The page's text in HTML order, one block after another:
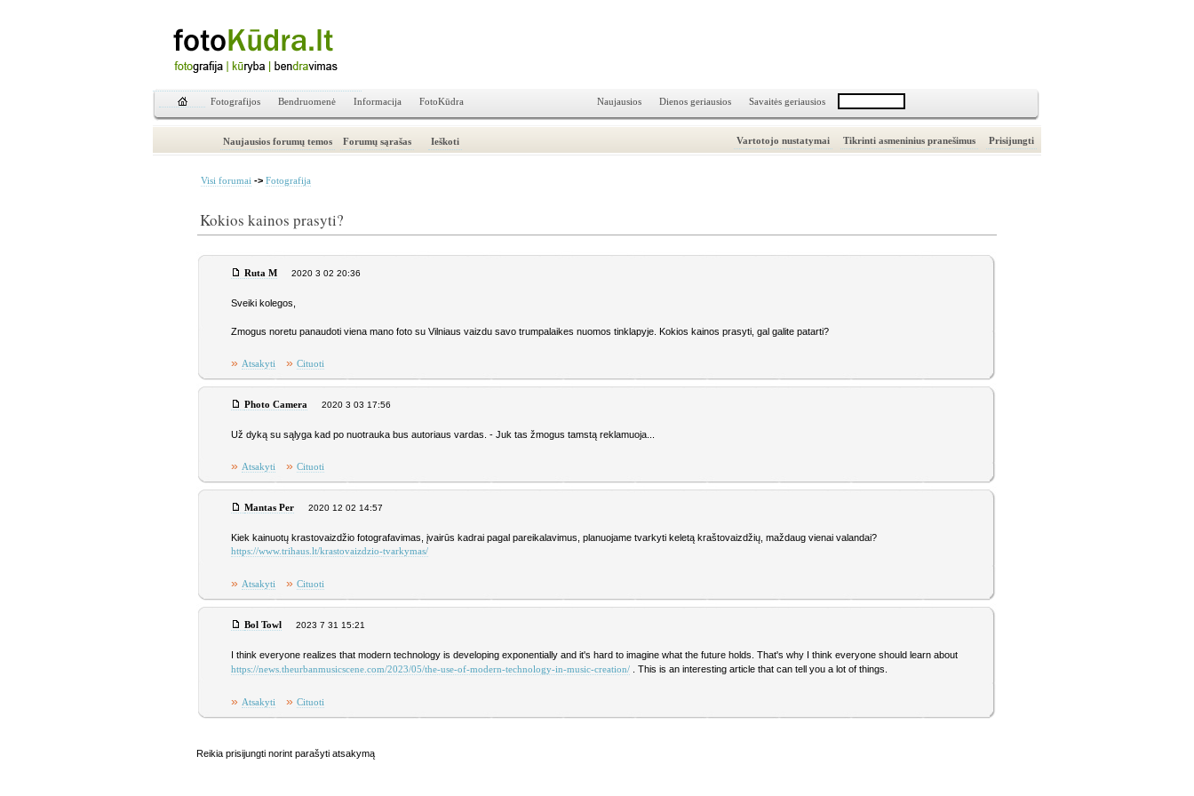
Fotografijos Bendruomenė Informacija FotoKūdra Naujausios Dienos geriausios Savaitės geriausios
Naujausios forumų temos Forumų sąrašas Ieškoti Vartotojo nustatymai Tikrinti asmeninius pranešimus Prisijungti
Visi forumai -> Fotografija
Kokios kainos prasyti?
Ruta M 2020 3 02 20:36
Sveiki kolegos,
Zmogus noretu panaudoti viena mano foto su Vilniaus vaizdu savo trumpalaikes nuomos tinklapyje. Kokios kainos prasyti, gal galite patarti?
» Atsakyti » Cituoti
Photo Camera 2020 3 03 17:56
Už dyką su sąlyga kad po nuotrauka bus autoriaus vardas. - Juk tas žmogus tamstą reklamuoja...
» Atsakyti » Cituoti
Mantas Per 2020 12 02 14:57
Kiek kainuotų krastovaizdžio fotografavimas, įvairūs kadrai pagal pareikalavimus, planuojame tvarkyti keletą kraštovaizdžių, maždaug vienai valandai?
https://www.trihaus.lt/krastovaizdzio-tvarkymas/
» Atsakyti » Cituoti
Bol Towl 2023 7 31 15:21
I think everyone realizes that modern technology is developing exponentially and it's hard to imagine what the future holds. That's why I think everyone should learn about
https://news.theurbanmusicscene.com/2023/05/the-use-of-modern-technology-in-music-creation/. This is an interesting article that can tell you a lot of things.
» Atsakyti » Cituoti
Reikia prisijungti norint parašyti atsakymą